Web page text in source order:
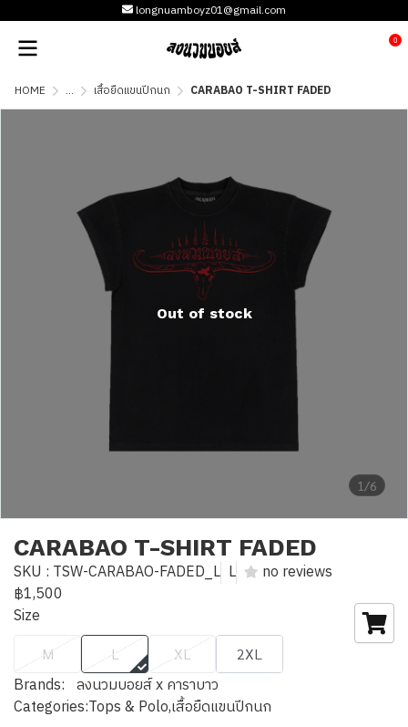
longnuamboyz01@gmail.com
0
HOME ... เสื้อยืดแขนปีกนก CARABAO T-SHIRT FADED
1/6
Out of stock
CARABAO T-SHIRT FADED
SKU : TSW-CARABAO-FADED_L L
no reviews
฿1,500
Size
M L XL 2XL
Brands: ลงนวมบอยส์ x คาราบาว
Categories:Tops & Polo,เสื้อยืดแขนปีกนก